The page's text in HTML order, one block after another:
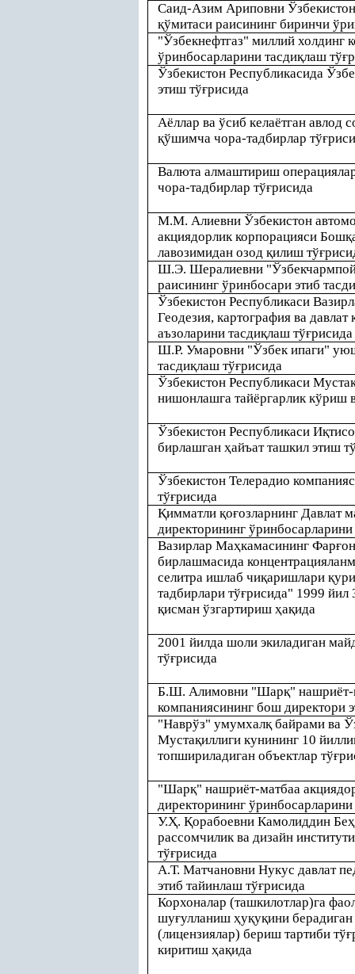
Саид-Азим Ариповни
қўмитаси раисининг биринчи
"Ўзбекнефтгаз" миллий холдинг
ўринбосарларини тасдиқлаш тўғ
Ўзбекистон Республикасида
этиш тўғрисида
Аёллар ва ўсиб келаётган авлод
қўшимча чора-тадбирлар тўғ
Валюта алмаштириш
чора-тадбирлар тўғрисида
М.М. Алиевни Ўзбекистон
акциядорлик корпорацияси Бошқ
лавозимидан озод қилиш тўғ
Ш.Э. Шералиевни
раисининг ўринбосари этиб тасди
Ўзбекистон Республикаси
Геодезия, картография ва
аъзоларини тасдиқлаш тўғрисида
Ш.Р. Умаровни "Ўзбек ипаги"
тасдиқлаш тўғрисида
Ўзбекистон Республикаси Муста
нишонлашга тайёргарлик кўриш
Ўзбекистон Республикаси Иқ
бирлашган ҳайъат ташкил этиш
Ўзбекистон Телерадио
тўғрисида
Қимматли қоғозларнинг Давлат
директорининг
Вазирлар Маҳкамасининг Фарғ
бирлашмасида
селитра ишлаб чиқаришлари қ
тадбирлари тўғрисида" 1999 йил
қисман ўзгартириш ҳақида
2001 йилда шоли экиладиган
тўғрисида
Б.Ш. Алимовни "Шарқ" нашриёт-
компаниясининг бош директори
"Наврўз" умумхалқбайрами ва
Мустақиллиги кунининг 10
топшириладиган объектлар тўғ
"Шарқ" нашриёт-матбаа
директорининг ўринбосарларини
У.Ҳ. Қорабоевни Камолиддин Беҳ
рассомчилик ва дизайн
тўғрисида
А.Т. Матчановни Нукус давлат
этиб тайинлаш тўғрисида
Корхоналар (ташкилотлар)га
шуғулланиш ҳуқуқини
(лицензиялар) бериш тартиби тўғ
киритиш ҳақида